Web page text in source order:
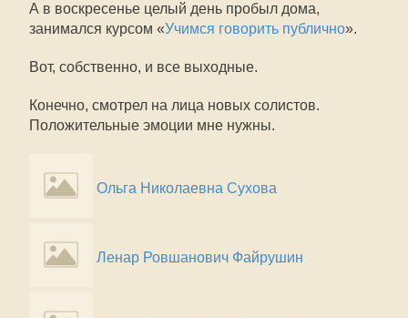
А в воскресенье целый день пробыл дома,
занимался курсом «Учимся говорить публично».
Вот, собственно, и все выходные.
Конечно, смотрел на лица новых солистов.
Положительные эмоции мне нужны.
Ольга Николаевна Сухова
Ленар Ровшанович Файрушин